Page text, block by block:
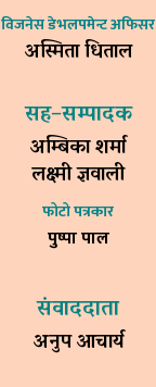
विजनेस डेभलपमेन्ट अफिसर
अस्मिता धिताल
सह–सम्पादक
अम्बिका शर्मा
लक्ष्मी ज्ञवाली
फोटो पत्रकार
पुष्पा पाल
संवाददाता
अनुप आचार्य